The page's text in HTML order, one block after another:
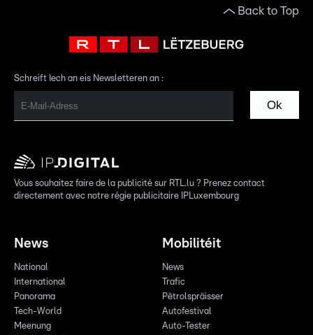
Back to Top
Schreift Iech an eis Newsletteren an :
Ok
Vous souhaitez faire de la publicité sur RTL.lu ? Prenez contact
directement avec notre régie publicitaire IPLuxembourg
News
National
International
Panorama
Tech-World
Meenung
Mobilitéit
News
Trafic
Pëtrolspräisser
Autofestival
Auto-Tester